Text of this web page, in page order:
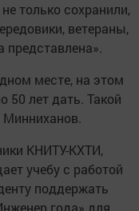
только сохранили,
ветераны,
представлена».
месте, на этом
50 лет дать. Такой
КНИТУ-КХТИ,
учебу с работой
поддержать